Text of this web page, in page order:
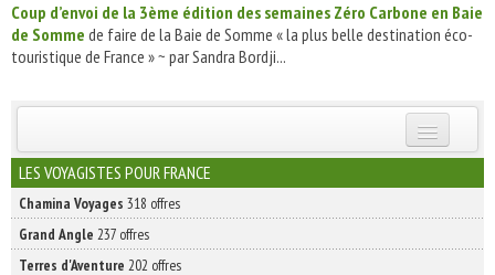
Coup d’envoi de la 3ème édition des semaines Zéro Carbone en Baie
de Somme de faire de la Baie de Somme « la plus belle destination éco-
touristique de France » ~ par Sandra Bordji...
INSCRIVEZ-VOUS | ABONNEZ-VOUS
LES VOYAGISTES POUR FRANCE
Chamina Voyages 318 offres
Grand Angle 237 offres
Terres d'Aventure 202 offres